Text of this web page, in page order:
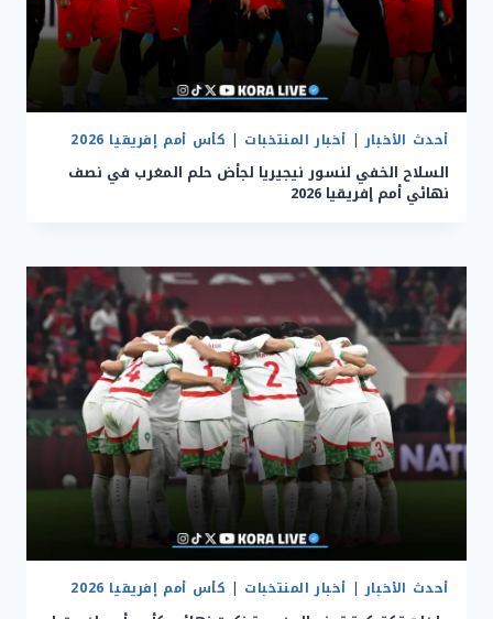
أحدث الأخبار| أخبار المنتخبات | كأس أمم إفريقيا 2026
السلاح الخفي لنسور نيجيريا لجأض حلم المغرب في نصف
نهائي أمم إفريقيا 2026
أحدث الأخبار| أخبار المنتخبات | كأس أمم إفريقيا 2026